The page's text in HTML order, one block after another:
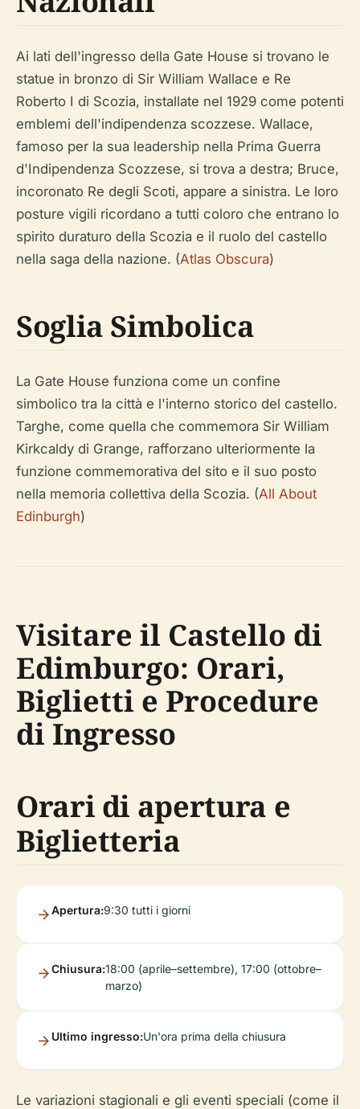
Ai lati dell'ingresso della Gate House si trovano le
statue in bronzo di Sir William Wallace e Re
Roberto I di Scozia, installate nel 1929 come potenti
emblemi dell'indipendenza scozzese. Wallace,
famoso per la sua leadership nella Prima Guerra
d'Indipendenza Scozzese, si trova a destra; Bruce,
incoronato Re degli Scoti, appare a sinistra. Le loro
posture vigili ricordano a tutti coloro che entrano lo
spirito duraturo della Scozia e il ruolo del castello
nella saga della nazione. (Atlas Obscura)
Soglia Simbolica
La Gate House funziona come un confine
simbolico tra la città e l'interno storico del castello.
Targhe, come quella che commemora Sir William
Kirkcaldy di Grange, rafforzano ulteriormente la
funzione commemorativa del sito e il suo posto
nella memoria collettiva della Scozia. (All About
Edinburgh)
Visitare il Castello di
Edimburgo: Orari,
Biglietti e Procedure
di Ingresso
Orari di apertura e
Biglietteria
Apertura:9:30 tutti i giorni
Chiusura:18:00 (aprile–settembre), 17:00 (ottobre–
marzo)
Ultimo ingresso:Un'ora prima della chiusura
Le variazioni stagionali e gli eventi speciali (come il